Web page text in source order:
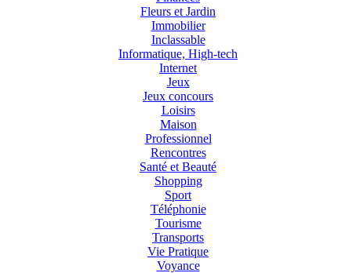
Fleurs et Jardin
Immobilier
Inclassable
Informatique, High-tech
Internet
Jeux
Jeux concours
Loisirs
Maison
Professionnel
Rencontres
Santé et Beauté
Shopping
Sport
Téléphonie
Tourisme
Transports
Vie Pratique
Voyance